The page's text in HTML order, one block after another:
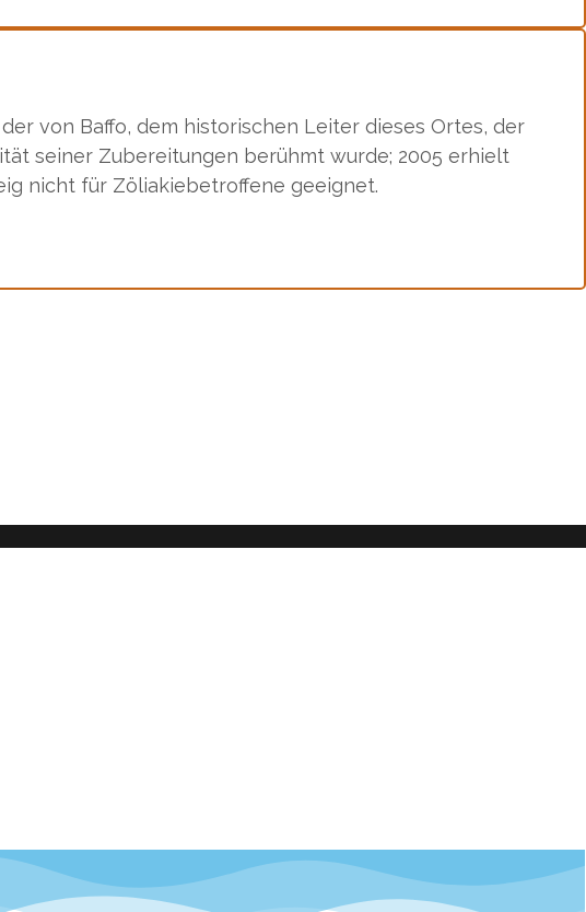
von Baffo, dem historischen Leiter dieses Ortes, der
seiner Zubereitungen berühmt wurde; 2005 erhielt
nicht für Zöliakiebetroffene geeignet.